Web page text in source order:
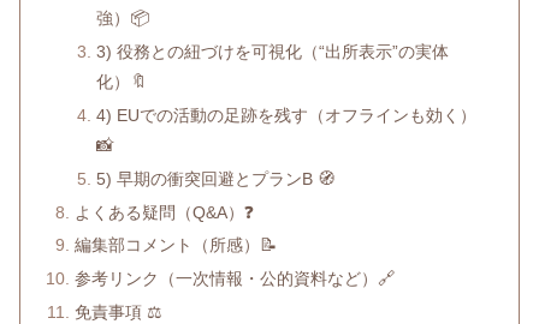
強）📦
3) 役務との紐づけを可視化（“出所表示”の実体
化）🔖
4) EUでの活動の足跡を残す（オフラインも効く）
📸
5) 早期の衝突回避とプランB 🧭
よくある疑問（Q&A）❓
編集部コメント（所感）📝
参考リンク（一次情報・公的資料など）🔗
免責事項 ⚖️